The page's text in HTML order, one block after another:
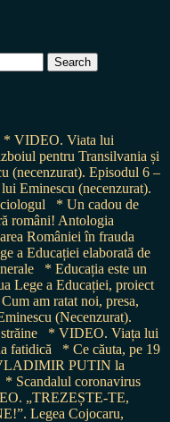
* VIDEO. Viata lui
pentru Transilvania și
(necenzurat). Episodul 6 –
Eminescu (necenzurat).
* Un cadou de
români! Antologia
României în frauda
a Educației elaborată de
* Educația este un
Lege a Educației, proiect
am ratat noi, presa,
(Necenzurat).
* VIDEO. Viața lui
fatidică
* Ce căuta, pe 19
PUTIN la
* Scandalul coronavirus
„TREZEȘTE-TE,
Legea Cojocaru,